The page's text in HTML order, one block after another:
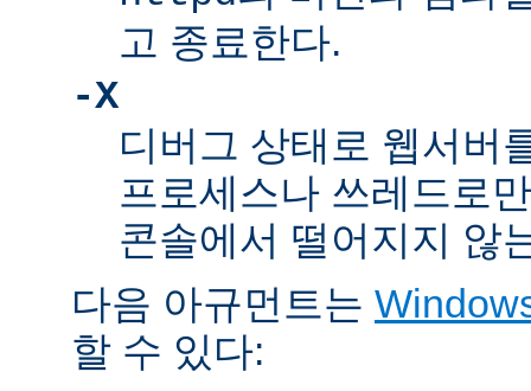
고 종료한다.
-X
디버그 상태로 웹서버
프로세스나 쓰레드로
콘솔에서 떨어지지 않
다음 아규먼트는
할 수 있다: